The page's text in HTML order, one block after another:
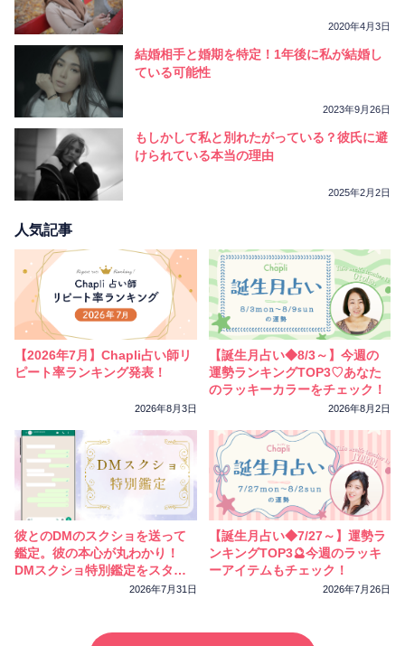
2020年4月3日
結婚相手と婚期を特定！1年後に私が結婚し
ている可能性
2023年9月26日
もしかして私と別れたがっている？彼氏に避
けられている本当の理由
2025年2月2日
人気記事
【2026年7月】Chapli占い師リ
ピート率ランキング発表！
2026年8月3日
【誕生月占い◆8/3～】今週の
運勢ランキングTOP3♡あなた
のラッキーカラーをチェック！
2026年8月2日
彼とのDMのスクショを送って
鑑定。彼の本心が丸わかり！
DMスクショ特別鑑定をスター
2026年7月31日
【誕生月占い◆7/27～】運勢ラ
ンキングTOP3🔮今週のラッキ
ーアイテムもチェック！
2026年7月26日